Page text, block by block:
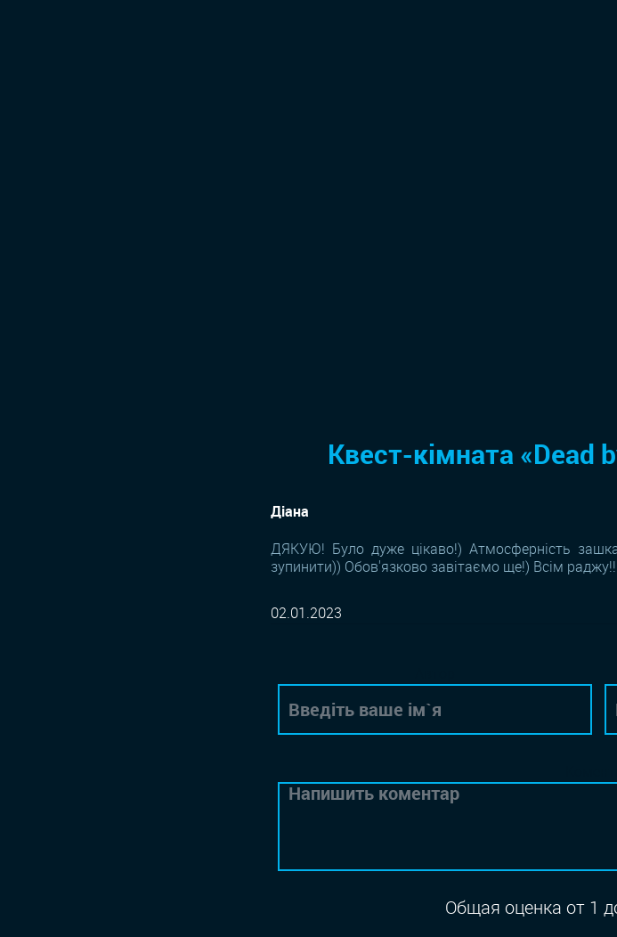
Квест-кімната «Dead
Діана
ДЯКУЮ! Було дуже цікаво!) Атмосферність
зупинити)) Обов'язково завітаємо ще!) Всім
02.01.2023
Общая оценка от 1